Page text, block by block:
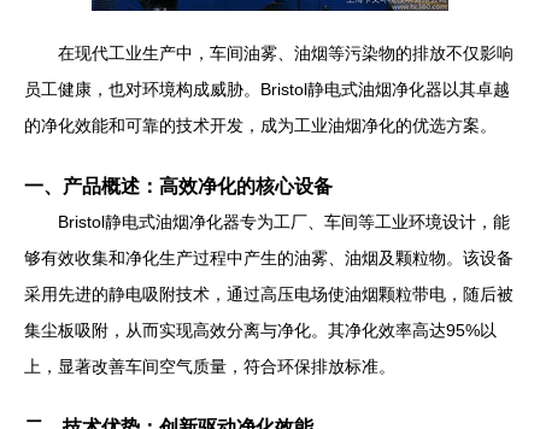
在现代工业生产中，车间油雾、油烟等污染物的排放不仅影响
员工健康，也对环境构成威胁。Bristol静电式油烟净化器以其卓越
的净化效能和可靠的技术开发，成为工业油烟净化的优选方案。
一、产品概述：高效净化的核心设备
Bristol静电式油烟净化器专为工厂、车间等工业环境设计，能
够有效收集和净化生产过程中产生的油雾、油烟及颗粒物。该设备
采用先进的静电吸附技术，通过高压电场使油烟颗粒带电，随后被
集尘板吸附，从而实现高效分离与净化。其净化效率高达95%以
上，显著改善车间空气质量，符合环保排放标准。